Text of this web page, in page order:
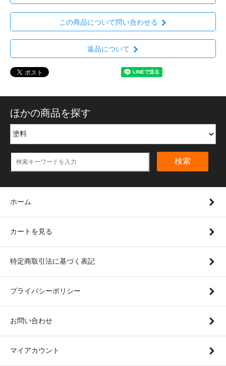
この商品について問い合わせる
返品について
ほかの商品を探す
検索
ホーム
カートを見る
特定商取引法に基づく表記
プライバシーポリシー
お問い合わせ
マイアカウント